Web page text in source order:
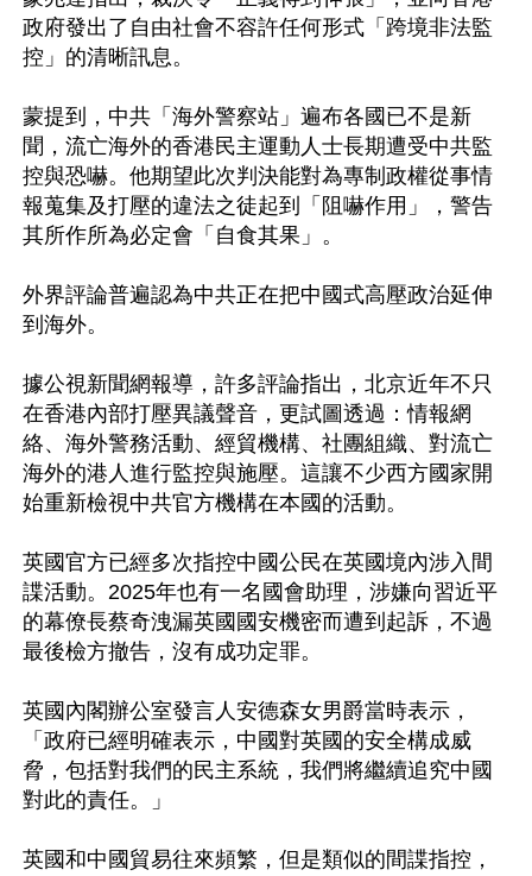
政府發出了自由社會不容許任何形式「跨境非法監
控」的清晰訊息。
蒙提到，中共「海外警察站」遍布各國已不是新
聞，流亡海外的香港民主運動人士長期遭受中共監
控與恐嚇。他期望此次判決能對為專制政權從事情
報蒐集及打壓的違法之徒起到「阻嚇作用」，警告
其所作所為必定會「自食其果」。
外界評論普遍認為中共正在把中國式高壓政治延伸
到海外。
據公視新聞網報導，許多評論指出，北京近年不只
在香港內部打壓異議聲音，更試圖透過：情報網
絡、海外警務活動、經貿機構、社團組織、對流亡
海外的港人進行監控與施壓。這讓不少西方國家開
始重新檢視中共官方機構在本國的活動。
英國官方已經多次指控中國公民在英國境內涉入間
諜活動。2025年也有一名國會助理，涉嫌向習近平
的幕僚長蔡奇洩漏英國國安機密而遭到起訴，不過
最後檢方撤告，沒有成功定罪。
英國內閣辦公室發言人安德森女男爵當時表示，
「政府已經明確表示，中國對英國的安全構成威
脅，包括對我們的民主系統，我們將繼續追究中國
對此的責任。」
英國和中國貿易往來頻繁，但是類似的間諜指控，